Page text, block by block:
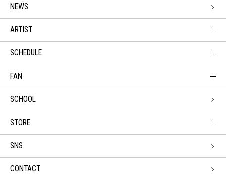
NEWS
ARTIST
SCHEDULE
FAN
SCHOOL
STORE
SNS
CONTACT